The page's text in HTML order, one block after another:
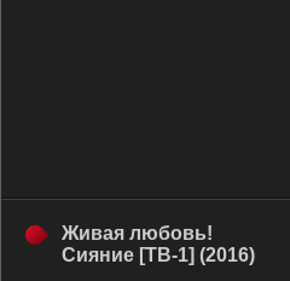
Живая любовь!
Сияние [ТВ-1] (2016)